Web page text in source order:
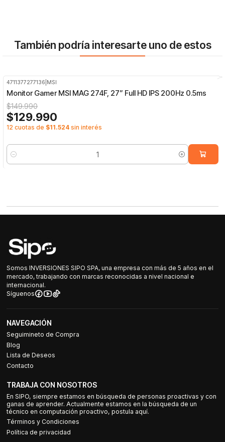
También podría interesarte uno de estos
4711377277136 MSI
Monitor Gamer MSI MAG 274F, 27” Full HD IPS 200Hz 0.5ms
$149.990
$129.990
12 cuotas de $11.524 sin interés
Cantidad
Somos INVERSIONES SIPO SPA, una empresa con más de 5 años en el
mercado, trabajando con marcas reconocidas a nivel nacional e
internacional.
Síguenos
NAVEGACIÓN
Seguimineto de Compra
Blog
Lista de Deseos
Contacto
TRABAJA CON NOSOTROS
En SIPO, siempre estamos en búsqueda de personas proactivas y con
ganas de aprender. Actualmente estamos en la búsqueda de un
técnico en computación proactivo, postula aquí.
Términos y Condiciones
Política de privacidad